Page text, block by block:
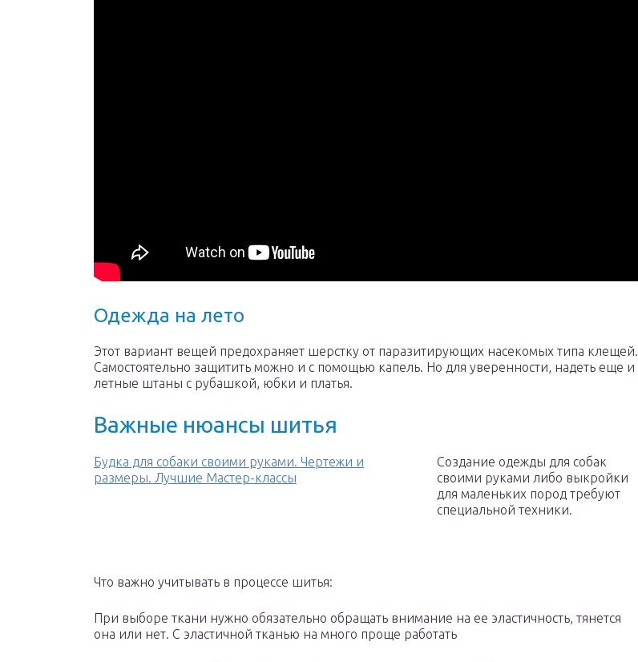
Одежда на лето
Этот вариант вещей предохраняет шерстку от паразитирующих насекомых типа клещей.
Самостоятельно защитить можно и с помощью капель. Но для уверенности, надеть еще и
летные штаны с рубашкой, юбки и платья.
Важные нюансы шитья
Будка для собаки своими руками. Чертежи и
размеры. Лучшие Мастер-классы
Создание одежды для собак
своими руками либо выкройки
для маленьких пород требуют
специальной техники.
Что важно учитывать в процессе шитья:
При выборе ткани нужно обязательно обращать внимание на ее эластичность, тянется
она или нет. С эластичной тканью на много проще работать